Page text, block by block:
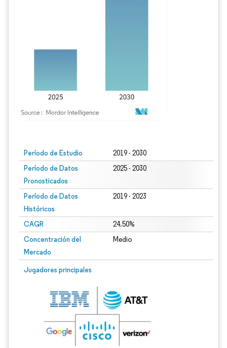
Período de Estudio 2019 - 2030
Período de Datos
Pronosticados
2025 - 2030
Período de Datos
Históricos
2019 - 2023
CAGR 24.50%
Concentración del
Mercado
Medio
Jugadores principales